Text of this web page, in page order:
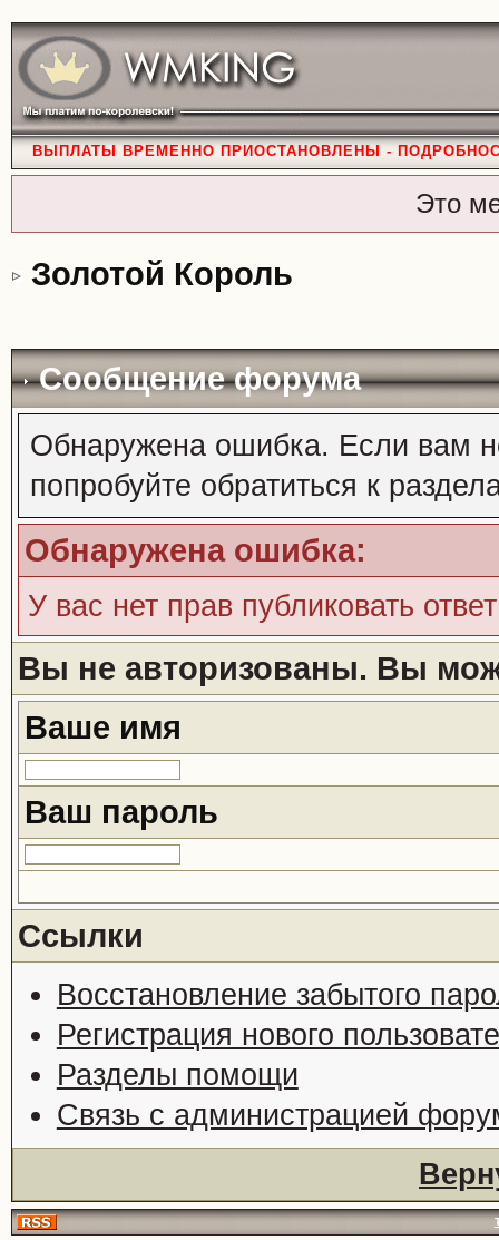
ВЫПЛАТЫ ВРЕМЕННО ПРИОСТАНОВЛЕНЫ -
Это
Золотой Король
Сообщение форума
Обнаружена ошибка. Если вам
попробуйте обратиться к
Обнаружена ошибка:
У вас нет прав публиковать
Вы не авторизованы. Вы
Ваше имя
Ваш пароль
Ссылки
Восстановление забытого
Регистрация нового
Разделы помощи
Связь с администрацией